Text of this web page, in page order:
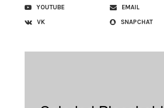
YOUTUBE
EMAIL
VK
SNAPCHAT